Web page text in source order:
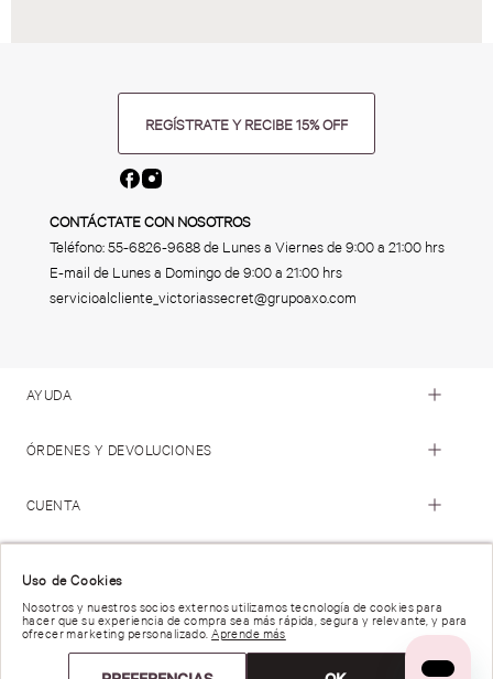
Uso de Cookies
Nosotros y nuestros socios externos utilizamos tecnología de cookies para
hacer que su experiencia de compra sea más rápida, segura y relevante, y para
ofrecer marketing personalizado. Aprende más
REGÍSTRATE Y RECIBE 15% OFF
CONTÁCTATE CON NOSOTROS
Teléfono:55-6826-9688de Lunes a Viernes de 9:00 a 21:00 hrs
E-mail de Lunes a Domingo de 9:00 a 21:00 hrs
servicioalcliente_victoriassecret@grupoaxo.com
AYUDA
ÓRDENES Y DEVOLUCIONES
CUENTA
Términos de Uso |Privacidad y Seguridad |
Derechos de Privacidad |Preferencias de anuncios |